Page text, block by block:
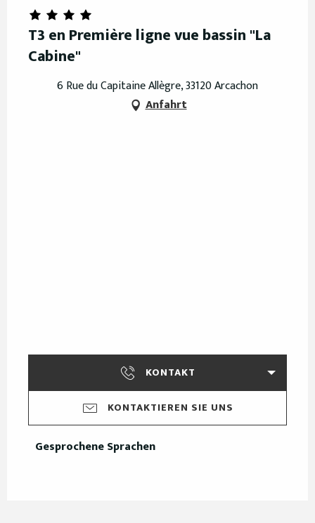
T3 en Première ligne vue bassin "La
Cabine"
6 Rue du Capitaine Allègre, 33120 Arcachon
Anfahrt
KONTAKT
KONTAKTIEREN SIE UNS
Gesprochene Sprachen
Gesprochene Sprachen